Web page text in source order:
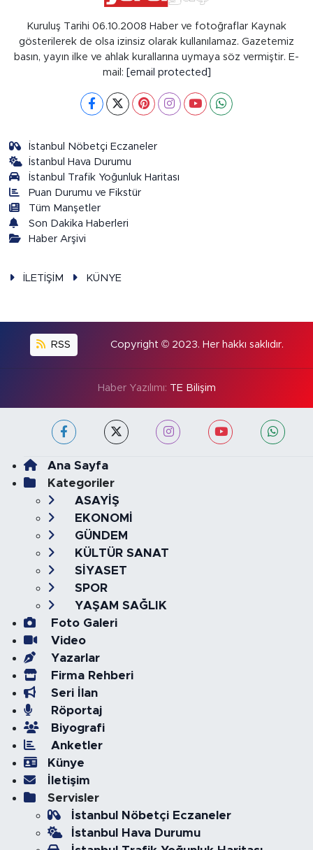
Kuruluş Tarihi 06.10.2008 Haber ve fotoğraflar Kaynak
gösterilerek de olsa izinsiz olarak kullanılamaz. Gazetemiz
basın, yayın ilke ve ahlak kurallarına uymaya söz vermiştir. E-
mail: [email protected]
İstanbul Nöbetçi Eczaneler
İstanbul Hava Durumu
İstanbul Trafik Yoğunluk Haritası
Puan Durumu ve Fikstür
Tüm Manşetler
Son Dakika Haberleri
Haber Arşivi
İLETİŞİM KÜNYE
RSS Copyright © 2023. Her hakkı saklıdır.
Haber Yazılımı: TE Bilişim
Ana Sayfa
Kategoriler
ASAYİŞ
EKONOMİ
GÜNDEM
KÜLTÜR SANAT
SİYASET
SPOR
YAŞAM SAĞLIK
Foto Galeri
Video
Yazarlar
Firma Rehberi
Seri İlan
Röportaj
Biyografi
Anketler
Künye
İletişim
Servisler
İstanbul Nöbetçi Eczaneler
İstanbul Hava Durumu